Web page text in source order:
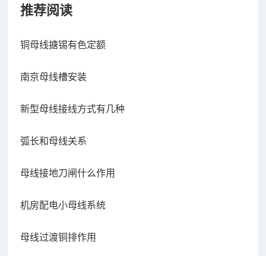
推荐阅读
铜母线搪锡有色定额
南京母线槽安装
新型母线接线方式有几种
弧长和母线关系
母线接地刀闸什么作用
机房配电小母线系统
母线过渡铜排作用